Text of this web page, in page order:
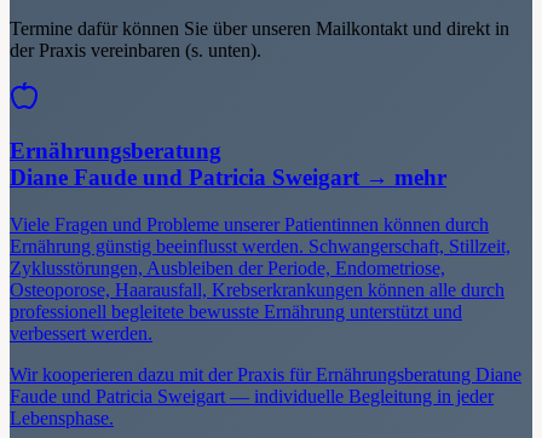
Termine dafür können Sie über unseren Mailkontakt und direkt in
der Praxis vereinbaren (s. unten).
Ernährungsberatung
Diane Faude und Patricia Sweigart → mehr
Viele Fragen und Probleme unserer Patientinnen können durch
Ernährung günstig beeinflusst werden. Schwangerschaft, Stillzeit,
Zyklusstörungen, Ausbleiben der Periode, Endometriose,
Osteoporose, Haarausfall, Krebserkrankungen können alle durch
professionell begleitete bewusste Ernährung unterstützt und
verbessert werden.
Wir kooperieren dazu mit der Praxis für Ernährungsberatung Diane
Faude und Patricia Sweigart — individuelle Begleitung in jeder
Lebensphase.